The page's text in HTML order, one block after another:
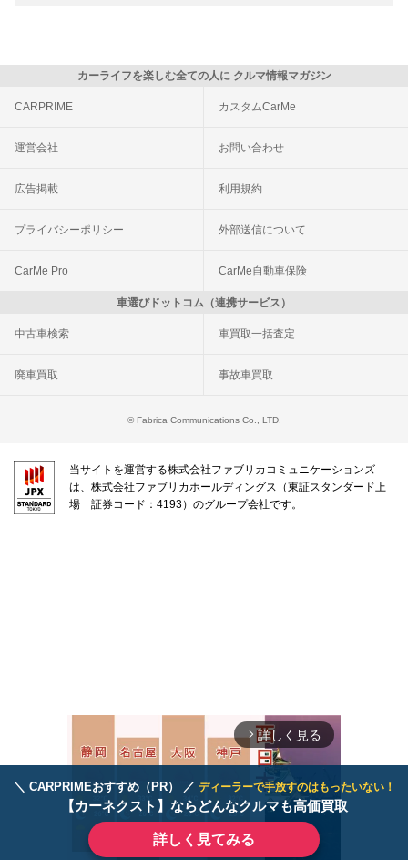
＼ CARPRIMEおすすめ（PR） ／ ディーラーで手放すのはもったいない！
【カーネクスト】ならどんなクルマも高価買取
詳しく見てみる
カーライフを楽しむ全ての人に クルマ情報マガジン
CARPRIME カスタムCarMe
運営会社 お問い合わせ
広告掲載 利用規約
プライバシーポリシー 外部送信について
CarMe Pro CarMe自動車保険
車選びドットコム（連携サービス）
中古車検索 車買取一括査定
廃車買取 事故車買取
© Fabrica Communications Co., LTD.
当サイトを運営する株式会社ファブリカコミュニケーションズ
は、株式会社ファブリカホールディングス（東証スタンダード上
場 証券コード：4193）のグループ会社です。
arrow_forward_ios 詳しく見る